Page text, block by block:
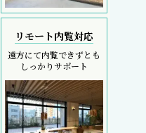
リモート内覧対応
遠方にて内覧できずとも
しっかりサポート